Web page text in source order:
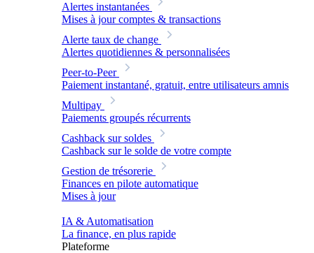
Alertes instantanées
Mises à jour comptes & transactions
Alerte taux de change
Alertes quotidiennes & personnalisées
Peer-to-Peer
Paiement instantané, gratuit, entre utilisateurs amnis
Multipay
Paiements groupés récurrents
Cashback sur soldes
Cashback sur le solde de votre compte
Gestion de trésorerie
Finances en pilote automatique
Mises à jour
IA & Automatisation
La finance, en plus rapide
Plateforme